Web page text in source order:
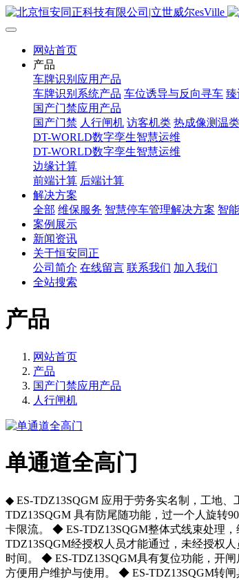
网站首页
产品
车牌识别应用产品
车牌识别系统产品 车位诱导与反向寻车 臻
国产门禁应用产品
国产门禁 人行闸机 访客机类 热成像测温类
DT-WORLD数字孪生智慧运维
DT-WORLD数字孪生智慧运维
边缘计算
前端计算 后端计算
解决方案
全部 维保服务 智慧停车管理解决方案 智
案例展示
新闻资讯
关于恒安同正
公司简介 在线留言 联系我们 加入我们
全站搜索
产品
网站首页
产品
国产门禁应用产品
人行闸机
单通道全高门
◆ ES-TDZ13SQGM 应用于劳务实名制，工地
TDZ13SQGM 具有防尾随功能，过一个人旋转
卡限流。 ◆ ES-TDZ13SQGM整体式线束处理
TDZ13SQGM经授权人员才能通过，未经授权
时间。 ◆ ES-TDZ13SQGM具有复位功能，开
方便用户维护与使用。 ◆ ES-TDZ13SQGM转